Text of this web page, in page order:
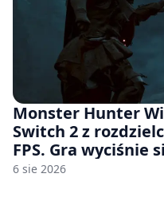
Monster Hunter
Switch 2 z
FPS. Gra wyciśnie
6 sie 2026